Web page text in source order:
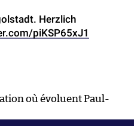
Herzlich
piKSP65xJ1
où évoluent Paul-